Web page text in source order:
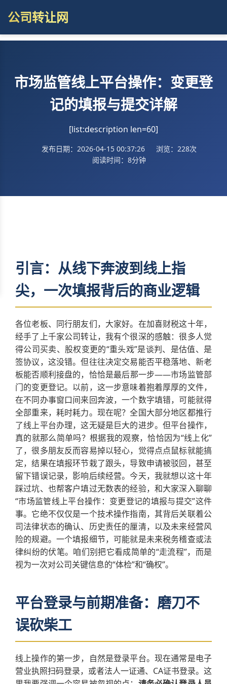
公司转让网
市场监管线上平台操作：变更登
记的填报与提交详解
[list:description len=60]
发布日期：2026-04-15 00:37:26
浏览：228次
阅读时间：8分钟
引言：从线下奔波到线上指
尖，一次填报背后的商业逻辑
各位老板、同行朋友们，大家好。在加喜财税这十年，
经手了上千家公司转让，我有个很深的感触：很多人觉
得公司买卖、股权变更的“重头戏”是谈判、是估值、是
签协议，这没错。但往往决定交易能否平稳落地、新老
板能否顺利接盘的，恰恰是最后那一步——市场监管部
门的变更登记。以前，这一步意味着抱着厚厚的文件，
在不同办事窗口间来回奔波，一个数字填错，可能就得
全部重来，耗时耗力。现在呢？全国大部分地区都推行
了线上平台办理，这无疑是巨大的进步。但平台操作，
真的就那么简单吗？根据我的观察，恰恰因为“线上化”
了，很多朋友反而容易掉以轻心，觉得点点鼠标就能搞
定，结果在填报环节栽了跟头，导致申请被驳回，甚至
留下错误记录，影响后续经营。今天，我就想以这十年
踩过坑、也帮客户填过无数表的经验，和大家深入聊聊
“市场监管线上平台操作：变更登记的填报与提交”这件
事。它绝不仅仅是一个技术操作指南，其背后关联着公
司法律状态的确认、历史责任的厘清，以及未来经营风
险的规避。一个填报细节，可能就是未来税务稽查或法
律纠纷的伏笔。咱们别把它看成简单的“走流程”，而是
视为一次对公司关键信息的“体检”和“确权”。
平台登录与前期准备：磨刀不
误砍柴工
线上操作的第一步，自然是登录平台。现在通常是电子
营业执照扫码登录，或者法人一证通、CA证书登录。这